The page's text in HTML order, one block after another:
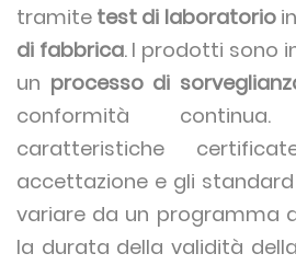
tramite test di laboratorio
di fabbrica. I prodotti sono
un processo di
conformità
caratteristiche
accettazione e gli
variare da un programma
la durata della validità